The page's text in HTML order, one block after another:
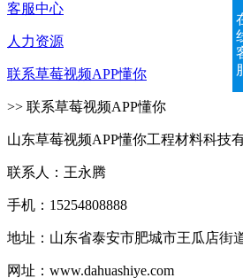
客服中心
人力资源
联系草莓视频APP懂你
>> 联系草莓视频APP懂你
山东草莓视频APP懂你工程材料科技有
联系人：王永腾
手机：15254808888
地址：山东省泰安市肥城市王瓜店
网址：www.dahuashiye.com